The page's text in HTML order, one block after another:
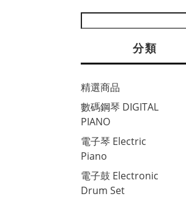
分類
精選商品
數碼鋼琴 DIGITAL
PIANO
電子琴 Electric
Piano
電子鼓 Electronic
Drum Set